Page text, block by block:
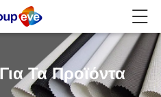
Τα Προϊόντα